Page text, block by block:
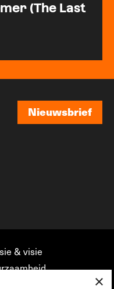
(The Last
Nieuwsbrief
& visie
×